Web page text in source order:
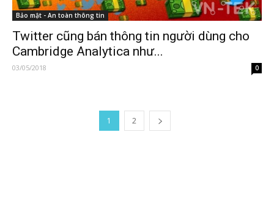
Bảo mật - An toàn thông tin
Twitter cũng bán thông tin người dùng cho
Cambridge Analytica như...
03/05/2018 0
1 2